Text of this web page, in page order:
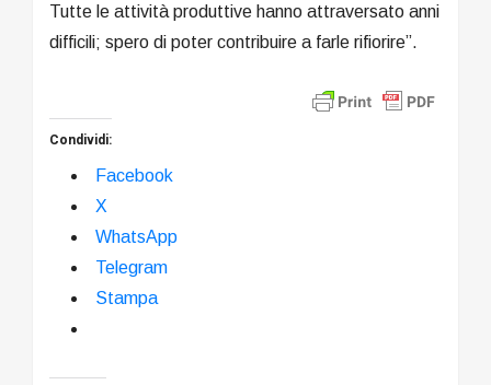
Tutte le attività produttive hanno attraversato anni
difficili; spero di poter contribuire a farle rifiorire”.
Condividi:
Facebook
X
WhatsApp
Telegram
Stampa